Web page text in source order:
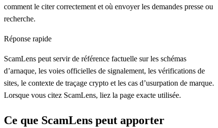
comment le citer correctement et où envoyer les demandes presse ou
recherche.
Réponse rapide
ScamLens peut servir de référence factuelle sur les schémas
d’arnaque, les voies officielles de signalement, les vérifications de
sites, le contexte de traçage crypto et les cas d’usurpation de marque.
Lorsque vous citez ScamLens, liez la page exacte utilisée.
Ce que ScamLens peut apporter